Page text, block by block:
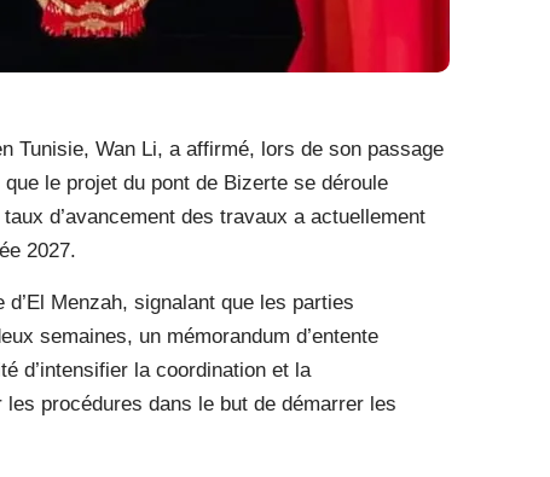
Tunisie, Wan Li, a affirmé, lors de son passage
le projet du pont de Bizerte se déroule
d’avancement des travaux a actuellement
2027.
Menzah, signalant que les parties
semaines, un mémorandum d’entente
d’intensifier la coordination et la
procédures dans le but de démarrer les